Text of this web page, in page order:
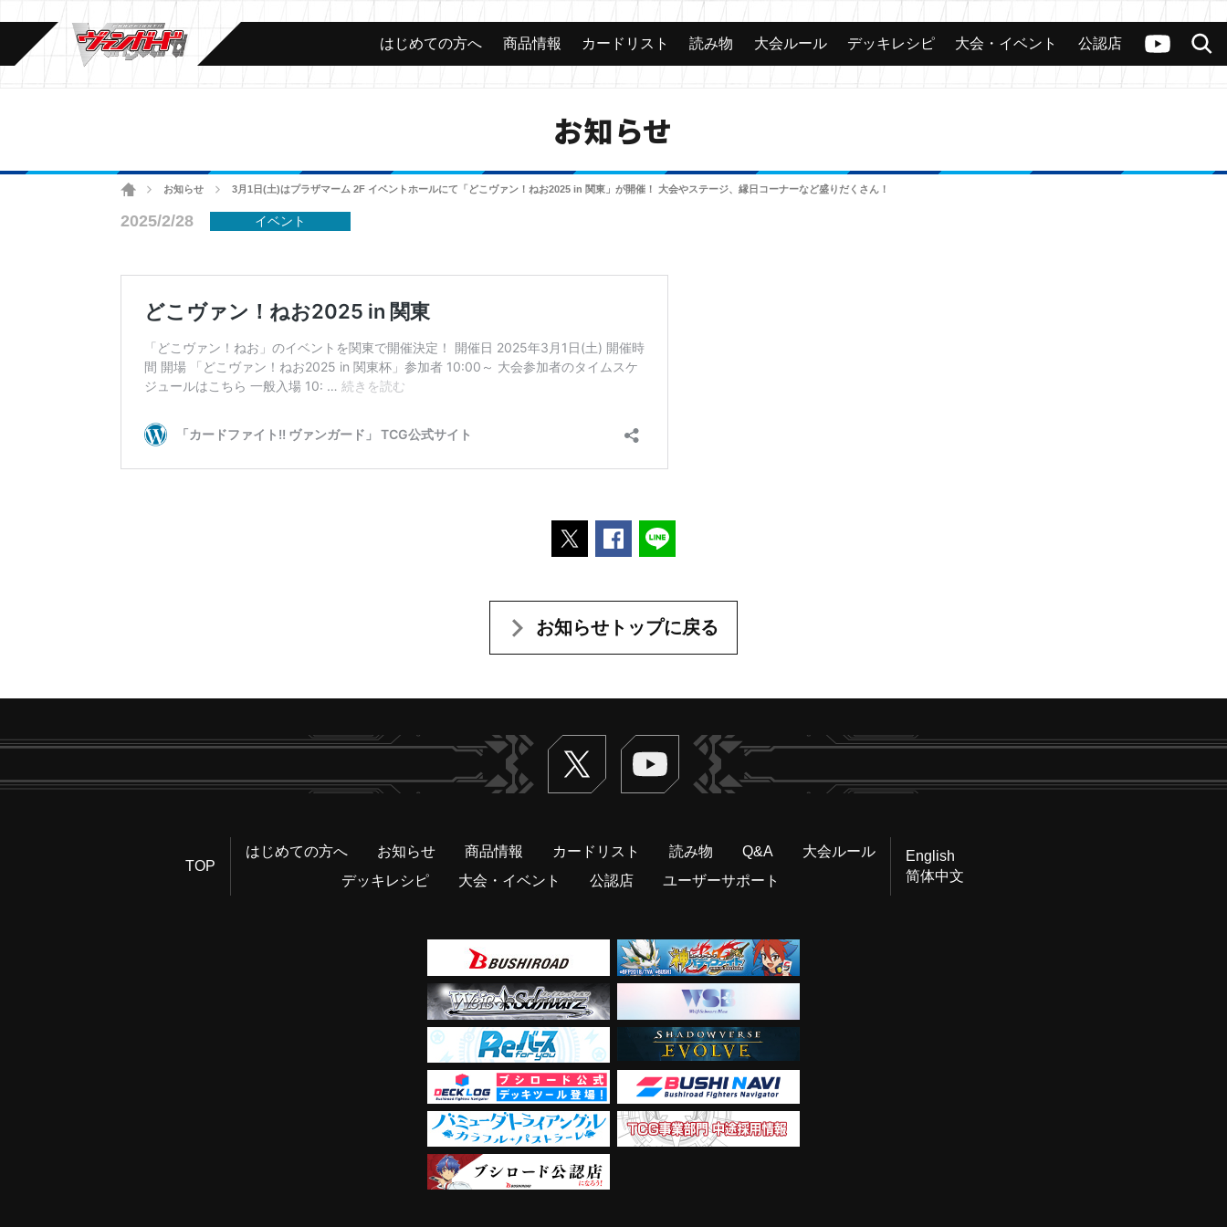
ヴァンガードch
検索
カード 大会 公認店舗 その他
はじめての方へ 商品情報 カードリスト 読み物 大会ルール デッキレシピ 大会・イベント 公認店
お知らせ
ホームお知らせ 3月1日(土)はプラザマーム 2F イベントホールにて「どこヴァン！ねお2025 in 関東」が開催！ 大会やステージ、縁日コーナーなど盛りだくさん！
2025/2/28 イベント
ポストするFacebookでシェアする
お知らせトップに戻る
Twitter ヴァンガードch
TOP
はじめての方へ お知らせ 商品情報 カードリスト 読み物 Q&A
大会ルール
デッキレシピ
大会・イベント 公認店 ユーザーサポート
English
简体中文